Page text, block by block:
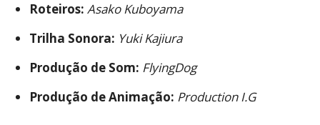
Roteiros: Asako Kuboyama
Trilha Sonora: Yuki Kajiura
Produção de Som: FlyingDog
Produção de Animação: Production I.G